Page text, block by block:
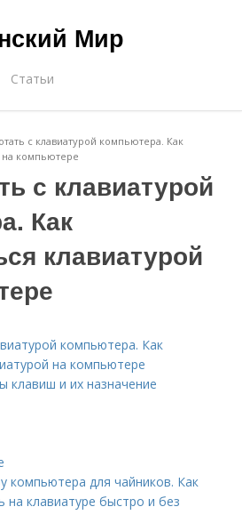
Мир
Статьи
с клавиатурой компьютера. Как
на компьютере
с клавиатурой
Как
клавиатурой
компьютера. Как
на компьютере
клавиш и их назначение
компьютера для чайников. Как
на клавиатуре быстро и без